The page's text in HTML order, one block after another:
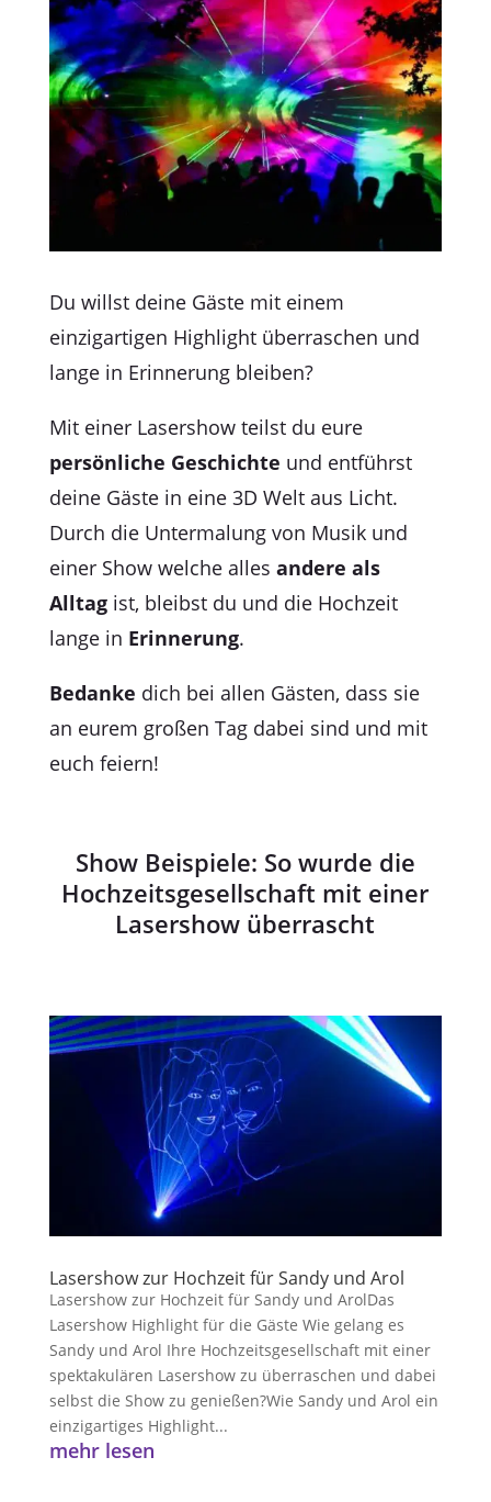
Du willst deine Gäste mit einem
einzigartigen Highlight überraschen und
lange in Erinnerung bleiben?
Mit einer Lasershow teilst du eure
persönliche Geschichte und entführst
deine Gäste in eine 3D Welt aus Licht.
Durch die Untermalung von Musik und
einer Show welche alles andere als
Alltagist, bleibst du und die Hochzeit
lange in Erinnerung.
Bedanke dich bei allen Gästen, dass sie
an eurem großen Tag dabei sind und mit
euch feiern!
Show Beispiele: So wurde die
Hochzeitsgesellschaft mit einer
Lasershow überrascht
Lasershow zur Hochzeit für Sandy und Arol
Lasershow zur Hochzeit für Sandy und ArolDas
Lasershow Highlight für die Gäste Wie gelang es
Sandy und Arol Ihre Hochzeitsgesellschaft mit einer
spektakulären Lasershow zu überraschen und dabei
selbst die Show zu genießen?Wie Sandy und Arol ein
einzigartiges Highlight...
mehr lesen